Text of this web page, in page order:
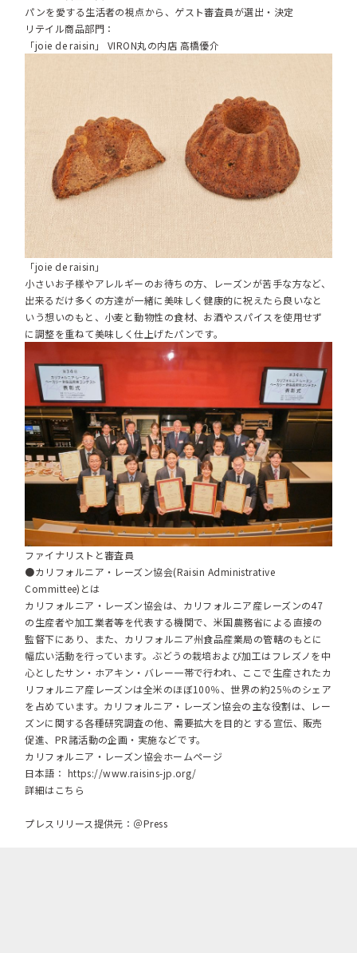
パンを愛する生活者の視点から、ゲスト審査員が選出・決定
リテイル商品部門：
「joie de raisin」 VIRON丸の内店 高橋優介
「joie de raisin」
小さいお子様やアレルギーのお待ちの方、レーズンが苦手な方など、
出来るだけ多くの方達が一緒に美味しく健康的に祝えたら良いなと
いう想いのもと、小麦と動物性の食材、お酒やスパイスを使用せず
に調整を重ねて美味しく仕上げたパンです。
ファイナリストと審査員
●カリフォルニア・レーズン協会(Raisin Administrative
Committee)とは
カリフォルニア・レーズン協会は、カリフォルニア産レーズンの47
の生産者や加工業者等を代表する機関で、米国農務省による直接の
監督下にあり、また、カリフォルニア州食品産業局の管轄のもとに
幅広い活動を行っています。ぶどうの栽培および加工はフレズノを中
心としたサン・ホアキン・バレー一帯で行われ、ここで生産されたカ
リフォルニア産レーズンは全米のほぼ100％、世界の約25％のシェア
を占めています。カリフォルニア・レーズン協会の主な役割は、レー
ズンに関する各種研究調査の他、需要拡大を目的とする宣伝、販売
促進、PR諸活動の企画・実施などです。
カリフォルニア・レーズン協会ホームページ
日本語： https://www.raisins-jp.org/
詳細はこちら
プレスリリース提供元：＠Press